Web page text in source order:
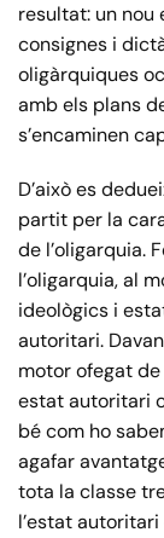
resultat: un
consignes i
oligàrquiques
amb els plans
s’encaminen
D’això es
partit per la
de l’oligarquia.
l’oligarquia, al
ideològics i
autoritari.
motor ofegat de
estat autoritari
bé com ho
agafar
tota la classe
l’estat